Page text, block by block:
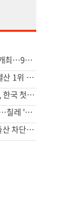
경기도, 수원서 ‘5070 일자리박람회’ 개최…9월엔 안산
QWER, 2026 상반기 페이버릿 차트 결산 1위 [Favorite]
왜 ‘맛의 건축가’일까…피에르 에르메, 한국 첫 카페 열다 [쿠킹]
불법 이민은 줄고 외국인 추방은 늘고…칠레 '반이민 드라이브'
'출생시민권 금지' 막힌 트럼프, 원정출산 차단 행정명령 서명(종합)